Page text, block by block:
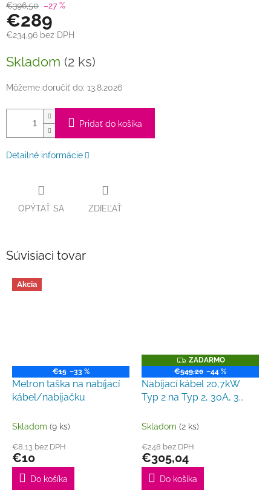
€396,50 –27 %
€289
€234,96 bez DPH
cena:
Skladom (2 ks)
Môžeme doručiť do: 13.8.2026
Pridať do košíka
Detailné informácie
OPÝTAŤ SA ZDIEĽAŤ
Súvisiaci tovar
Akcia
€15 –33 %
Metron taška na nabíjací
kábel/nabíjačku
Skladom (9 ks)
€8,13 bez DPH
€10
Do košíka
Z
A
D
A
R
M
ZADARMO
€549,20 –44 %
Nabíjací kábel 20,7kW
Typ 2 na Typ 2, 30A, 3
Tesla port
Skladom (2 ks)
€248 bez DPH
€305,04
Do košíka